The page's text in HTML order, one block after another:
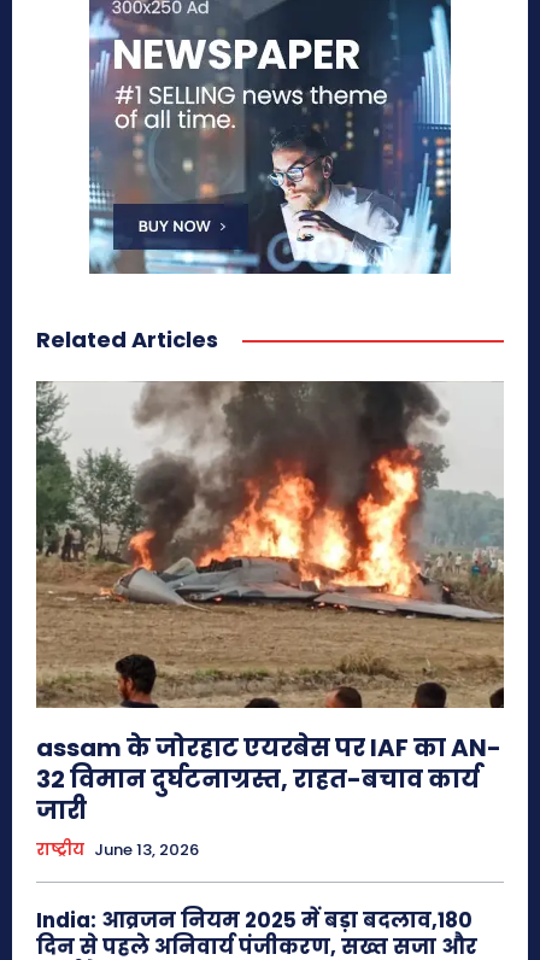
Related Articles
assam के जोरहाट एयरबेस पर IAF का AN-
32 विमान दुर्घटनाग्रस्त, राहत-बचाव कार्य
जारी
राष्ट्रीय June 13, 2026
India: आव्रजन नियम 2025 में बड़ा बदलाव,180
दिन से पहले अनिवार्य पंजीकरण, सख्त सजा और